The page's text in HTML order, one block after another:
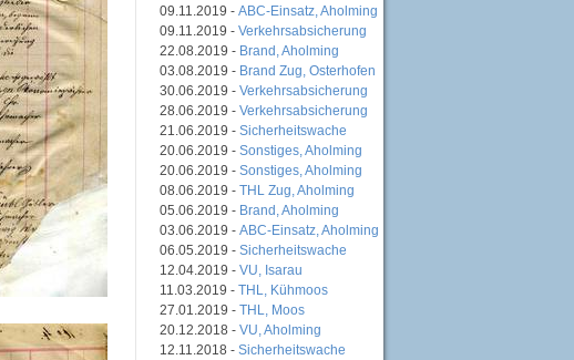
09.11.2019 - ABC-Einsatz, Aholming
09.11.2019 - Verkehrsabsicherung
22.08.2019 - Brand, Aholming
03.08.2019 - Brand Zug, Osterhofen
30.06.2019 - Verkehrsabsicherung
28.06.2019 - Verkehrsabsicherung
21.06.2019 - Sicherheitswache
20.06.2019 - Sonstiges, Aholming
20.06.2019 - Sonstiges, Aholming
08.06.2019 - THL Zug, Aholming
05.06.2019 - Brand, Aholming
03.06.2019 - ABC-Einsatz, Aholming
06.05.2019 - Sicherheitswache
12.04.2019 - VU, Isarau
11.03.2019 - THL, Kühmoos
27.01.2019 - THL, Moos
20.12.2018 - VU, Aholming
12.11.2018 - Sicherheitswache